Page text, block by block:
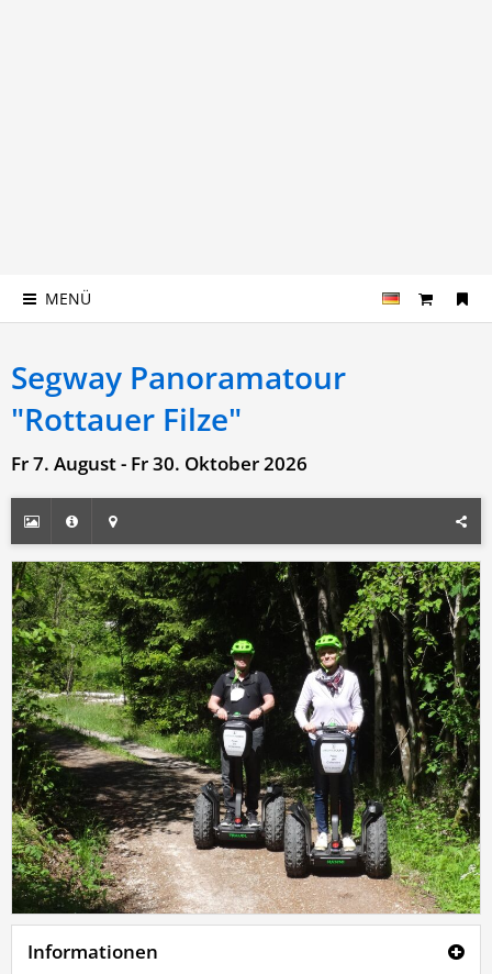
MENÜ
Segway Panoramatour
"Rottauer Filze"
Fr 7. August - Fr 30. Oktober 2026
Informationen